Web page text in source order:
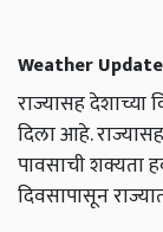
Weather
राज्यासह देशाच्या
दिला आहे.
पावसाची शक्यता
दिवसापासून